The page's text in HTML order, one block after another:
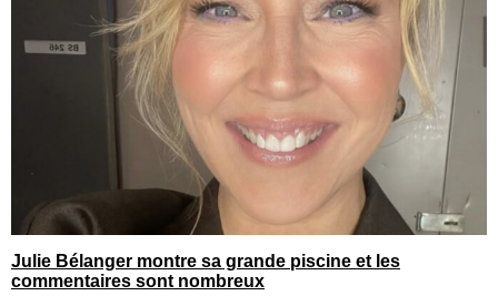
Julie Bélanger montre sa grande piscine et les
commentaires sont nombreux